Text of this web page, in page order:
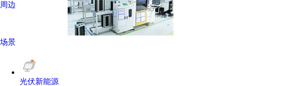
周边
场景
光伏新能源